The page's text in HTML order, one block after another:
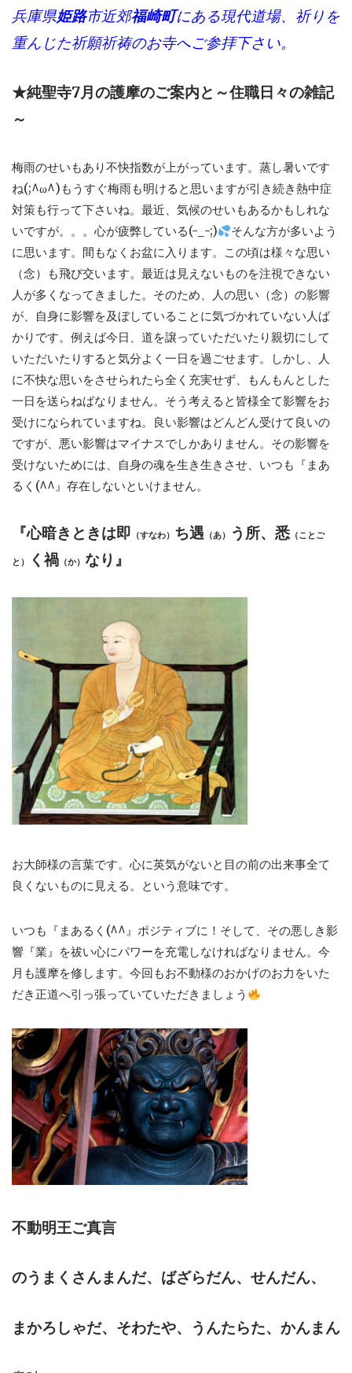
兵庫県姫路市近郊福崎町にある現代道場、祈りを
重んじた祈願祈祷のお寺へご参拝下さい。
★純聖寺7月の護摩のご案内と～住職日々の雑記
～
梅雨のせいもあり不快指数が上がっています。蒸し暑いです
ね(;^ω^)もうすぐ梅雨も明けると思いますが引き続き熱中症
対策も行って下さいね。最近、気候のせいもあるかもしれな
いですが。。。心が疲弊している(-_-;)
そんな方が多いよう
に思います。間もなくお盆に入ります。この頃は様々な思い
（念）も飛び交います。最近は見えないものを注視できない
人が多くなってきました。そのため、人の思い（念）の影響
が、自身に影響を及ぼしていることに気づかれていない人ば
かりです。例えば今日、道を譲っていただいたり親切にして
いただいたりすると気分よく一日を過ごせます。しかし、人
に不快な思いをさせられたら全く充実せず、もんもんとした
一日を送らねばなりません。そう考えると皆様全て影響をお
受けになられていますね。良い影響はどんどん受けて良いの
ですが、悪い影響はマイナスでしかありません。その影響を
受けないためには、自身の魂を生き生きさせ、いつも『まあ
るく(^^』存在しないといけません。
『心暗きときは即 （すなわ） ち遇 （あ） う所、悉 （ことご
と） く禍 （か） なり』
お大師様の言葉です。心に英気がないと目の前の出来事全て
良くないものに見える。という意味です。
いつも『まあるく(^^』ポジティブに！そして、その悪しき影
響『業』を祓い心にパワーを充電しなければなりません。今
月も護摩を修します。今回もお不動様のおかげのお力をいた
だき正道へ引っ張っていていただきましょう
不動明王ご真言
のうまくさんまんだ、ばざらだん、せんだん、
まかろしゃだ、そわたや、うんたらた、かんまん